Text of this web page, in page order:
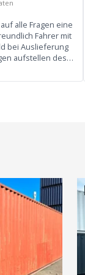
alle Fragen eine
Fahrer mit
bei Auslieferung
aufstellen des
doch jeden
Kranes ausreizen